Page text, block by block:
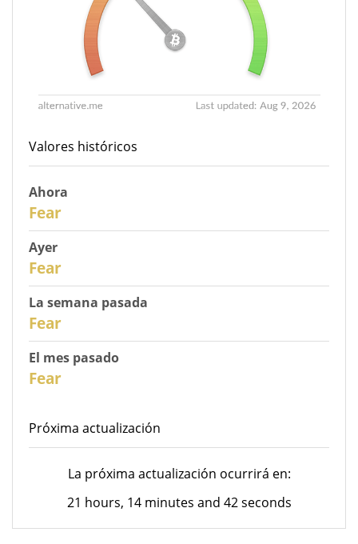
Valores históricos
Ahora
Fear
Ayer
Fear
La semana pasada
Fear
El mes pasado
Fear
Próxima actualización
La próxima actualización ocurrirá en:
21 hours, 14 minutes and 42 seconds